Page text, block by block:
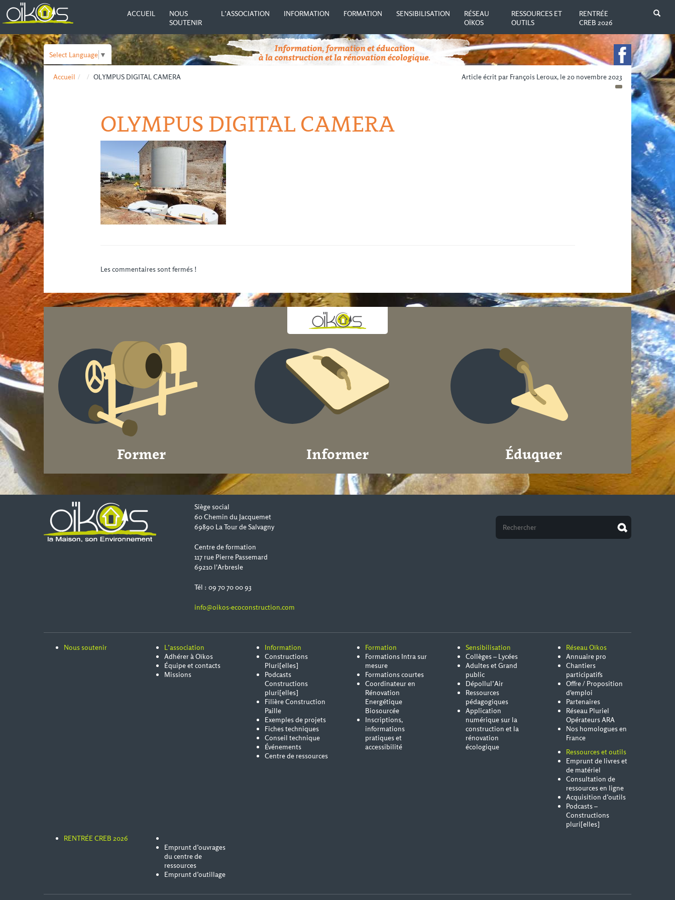
ACCUEIL
NOUS
SOUTENIR
L’ASSOCIATION INFORMATION FORMATION SENSIBILISATION
RÉSEAU
OÏKOS
RESSOURCES ET
OUTILS
RENTRÉE
CREB 2026
Select Language ▼
Accueil OLYMPUS DIGITAL CAMERA Article écrit par François Leroux, le 20 novembre 2023
OLYMPUS DIGITAL CAMERA
Les commentaires sont fermés !
Former Informer Éduquer
Siège social
60 Chemin du Jacquemet
69890 La Tour de Salvagny
Centre de formation
117 rue Pierre Passemard
69210 l'Arbresle
Tél : 09 70 70 00 93
info@oikos-ecoconstruction.com
Nous soutenir
L’association
Adhérer à Oïkos
Équipe et contacts
Missions
Information
Constructions
Pluri[elles]
Podcasts
Constructions
pluri[elles]
Filière Construction
Paille
Exemples de projets
Fiches techniques
Conseil technique
Événements
Centre de ressources
Formation
Formations Intra sur
mesure
Formations courtes
Coordinateur en
Rénovation
Energétique
Biosourcée
Inscriptions,
informations
pratiques et
accessibilité
Sensibilisation
Collèges – Lycées
Adultes et Grand
public
Dépollul’Air
Ressources
pédagogiques
Application
numérique sur la
construction et la
rénovation
écologique
Réseau Oïkos
Annuaire pro
Chantiers
participatifs
Offre / Proposition
d'emploi
Partenaires
Réseau Pluriel
Opérateurs ARA
Nos homologues en
France
Ressources et outils
Emprunt de livres et
de matériel
Consultation de
ressources en ligne
Acquisition d’outils
Podcasts –
Constructions
pluri[elles]
RENTRÉE CREB 2026
Emprunt d’ouvrages
du centre de
ressources
Emprunt d’outillage